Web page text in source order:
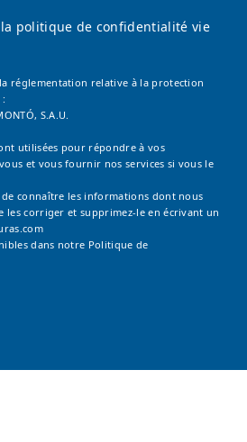
la politique de confidentialité vie
réglementation relative à la protection
S.A.U.
utilisées pour répondre à vos
et vous fournir nos services si vous le
connaître les informations dont nous
les corriger et supprimez-le en écrivant un
dans notre Politique de